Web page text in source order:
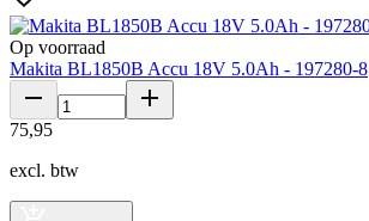
Op voorraad
Makita BL1850B Accu 18V 5.0Ah - 197280-8
75,95
excl. btw